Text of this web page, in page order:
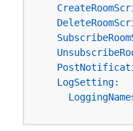
LogSetting: